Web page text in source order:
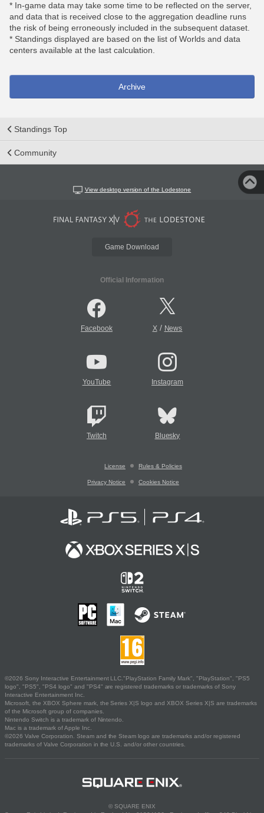
* In-game data may take some time to be reflected on the server,
and data that is received close to the aggregation deadline runs
the risk of being erroneously included in the subsequent dataset.
* Standings displayed are based on the list of Worlds and data
centers available at the last calculation.
Archive
Standings Top
Community
View desktop version of the Lodestone
Game Download
Official Information
Facebook X/ News
YouTube Instagram
Twitch Bluesky
License Rules & Policies
Privacy Notice Cookies Notice
©2026 Sony Interactive Entertainment LLC."PlayStation Family Mark", "PlayStation", "PS5
logo", "PS5", "PS4 logo" and "PS4" are registered trademarks or trademarks of Sony
Interactive Entertainment Inc.
Microsoft, the XBOX Sphere mark, the Series X|S logo and XBOX Series X|S are trademarks
of the Microsoft group of companies.
Nintendo Switch is a trademark of Nintendo.
Mac is a trademark of Apple Inc.
©2026 Valve Corporation. Steam and the Steam logo are trademarks and/or registered
trademarks of Valve Corporation in the U.S. and/or other countries.
© SQUARE ENIX